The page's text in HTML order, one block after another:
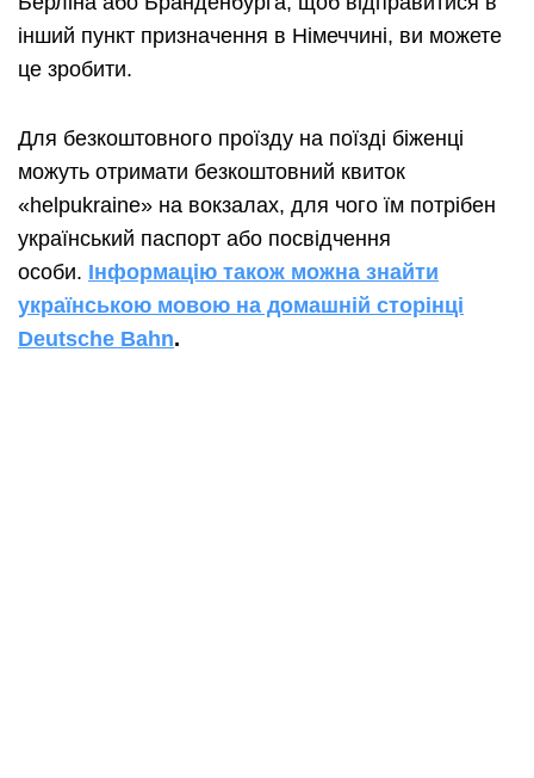
інший пункт призначення в Німеччині, ви можете
це зробити.
Для безкоштовного проїзду на поїзді біженці
можуть отримати безкоштовний квиток
«helpukraine» на вокзалах, для чого їм потрібен
український паспорт або посвідчення
особи. Інформацію також можна знайти
українською мовою на домашній сторінці
Deutsche Bahn.